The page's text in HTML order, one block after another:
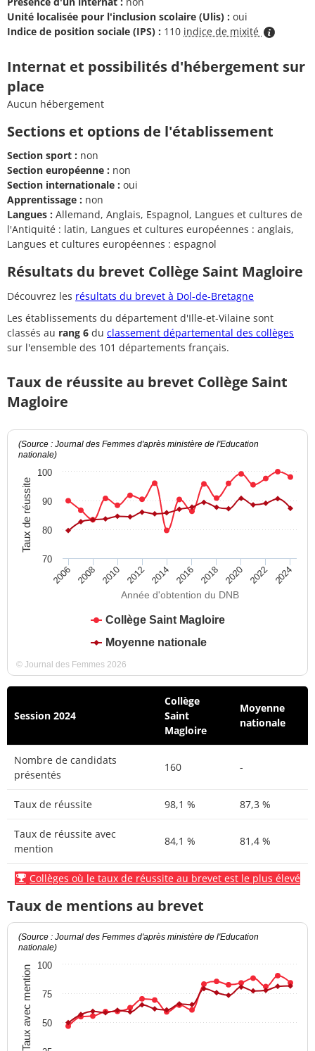
Unité localisée pour l'inclusion scolaire (Ulis) : oui
Indice de position sociale (IPS) : 110 indice de mixité
Internat et possibilités d'hébergement sur
place
Aucun hébergement
Sections et options de l'établissement
Section sport : non
Section européenne : non
Section internationale : oui
Apprentissage : non
Langues : Allemand, Anglais, Espagnol, Langues et cultures de
l'Antiquité : latin, Langues et cultures européennes : anglais,
Langues et cultures européennes : espagnol
Résultats du brevet Collège Saint Magloire
Découvrez les résultats du brevet à Dol-de-Bretagne
Les établissements du département d'Ille-et-Vilaine sont
classés au rang 6 du classement départemental des collèges
sur l'ensemble des 101 départements français.
Taux de réussite au brevet Collège Saint
Magloire
Année d'obtention du DNB
Taux de réussite
(Source : Journal des Femmes d'après ministère de l'Education
nationale)
Collège Saint Magloire
Moyenne nationale
2006 2008 2010 2012 2014 2016 2018 2020 2022 2024
70
80
90
100
© Journal des Femmes 2026
Session 2024
Collège
Saint
Magloire
Moyenne
nationale
Nombre de candidats
présentés
160 -
Taux de réussite 98,1 % 87,3 %
Taux de réussite avec
mention
84,1 % 81,4 %
Collèges où le taux de réussite au brevet est le plus élevé
Taux de mentions au brevet
Taux avec mention
(Source : Journal des Femmes d'après ministère de l'Education
nationale)
50
75
100